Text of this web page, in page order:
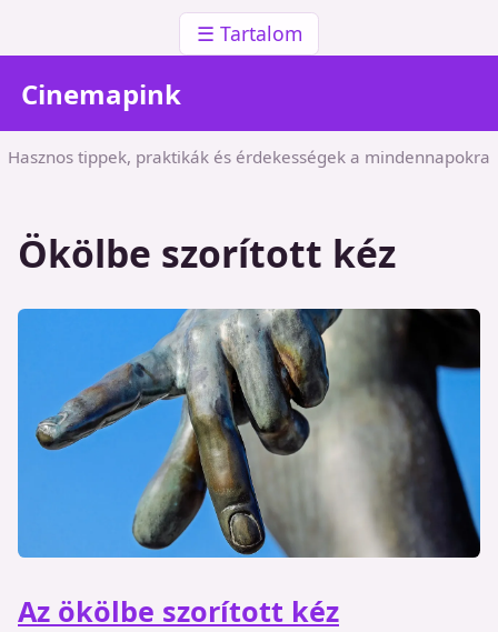
☰ Tartalom
Cinemapink
Hasznos tippek, praktikák és érdekességek a mindennapokra
Ökölbe szorított kéz
Az ökölbe szorított kéz